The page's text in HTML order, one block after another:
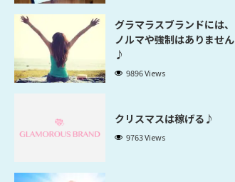
グラマラスブランドには、
ノルマや強制はありません
♪
9896 Views
クリスマスは稼げる♪
9763 Views